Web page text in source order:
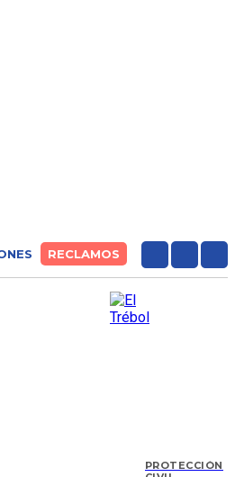
RECLAMOS
PROTECCIÓN